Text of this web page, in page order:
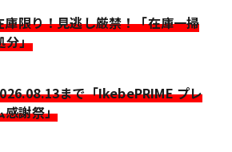
限り！見逃し厳禁！「在庫一掃
分」
まで「IkebePRIME プレ
感謝祭」